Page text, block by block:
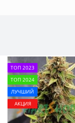
ТОП 2023
ТОП 2024
ЛУЧШИЙ
АКЦИЯ